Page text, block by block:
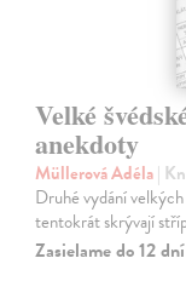
Velké
anekdoty
Müllerová Adéla|
Druhé vydání
tentokrát skrývají
Zasielame do 12 dní